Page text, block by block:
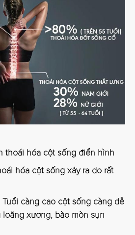
thoái hóa cột sống điển hình
hóa cột sống xảy ra do rất
Tuổi càng cao cột sống càng dễ
xương, bào mòn sụn